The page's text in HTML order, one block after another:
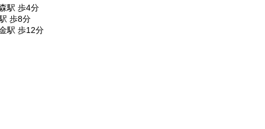
駅 歩4分
歩8分
駅 歩12分